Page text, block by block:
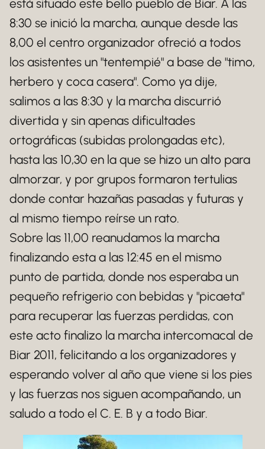
está situado este bello pueblo de Biar. A las
8:30 se inició la marcha, aunque desde las
8,00 el centro organizador ofreció a todos
los asistentes un "tentempié" a base de "timo,
herbero y coca casera". Como ya dije,
salimos a las 8:30 y la marcha discurrió
divertida y sin apenas dificultades
ortográficas (subidas prolongadas etc),
hasta las 10,30 en la que se hizo un alto para
almorzar, y por grupos formaron tertulias
donde contar hazañas pasadas y futuras y
al mismo tiempo reírse un rato.
Sobre las 11,00 reanudamos la marcha
finalizando esta a las 12:45 en el mismo
punto de partida, donde nos esperaba un
pequeño refrigerio con bebidas y "picaeta"
para recuperar las fuerzas perdidas, con
este acto finalizo la marcha intercomacal de
Biar 2011, felicitando a los organizadores y
esperando volver al año que viene si los pies
y las fuerzas nos siguen acompañando, un
saludo a todo el C. E. B y a todo Biar.